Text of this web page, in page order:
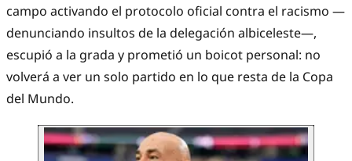
campo activando el protocolo oficial contra el racismo —
denunciando insultos de la delegación albiceleste—,
escupió a la grada y prometió un boicot personal: no
volverá a ver un solo partido en lo que resta de la Copa
del Mundo.